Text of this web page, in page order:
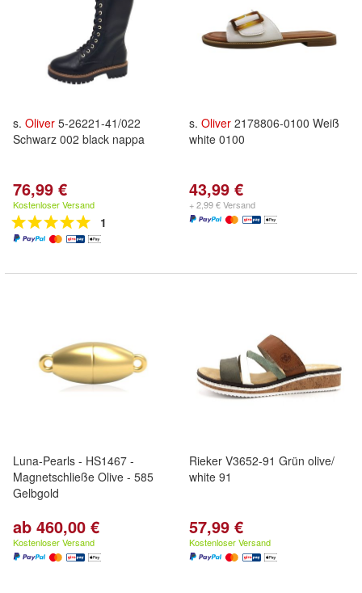
s. Oliver 5-26221-41/022
Schwarz 002 black nappa
76,99 €
Kostenloser Versand
1
s. Oliver 2178806-0100 Weiß
white 0100
43,99 €
+ 2,99 € Versand
Luna-Pearls - HS1467 -
Magnetschließe Olive - 585
Gelbgold
ab 460,00 €
Kostenloser Versand
Rieker V3652-91 Grün olive/
white 91
57,99 €
Kostenloser Versand